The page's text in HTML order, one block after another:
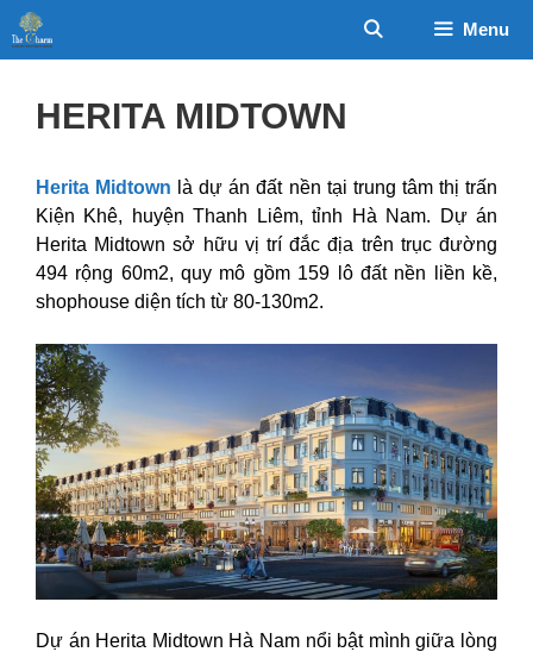
Chuyển
đến
nội
Menu
HERITA MIDTOWN
Herita Midtown là dự án đất nền tại trung tâm thị trấn
Kiện Khê, huyện Thanh Liêm, tỉnh Hà Nam. Dự án
Herita Midtown sở hữu vị trí đắc địa trên trục đường
494 rộng 60m2, quy mô gồm 159 lô đất nền liền kề,
shophouse diện tích từ 80-130m2.
Dự án Herita Midtown Hà Nam nổi bật mình giữa lòng